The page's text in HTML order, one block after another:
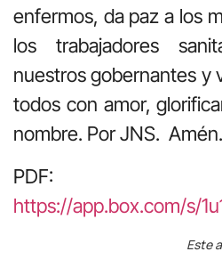
enfermos, da paz a los
los trabajadores
nuestros gobernantes y
todos con amor,
nombre. Por JNS. Amén.
PDF:
https://app.box.com/s/
Este